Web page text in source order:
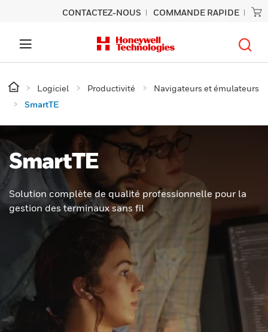
CONTACTEZ-NOUS COMMANDE RAPIDE
Logiciel Productivité
Navigateurs et émulateurs
SmartTE
SmartTE
Solution complète de qualité professionnelle pour la
gestion des terminaux sans fil